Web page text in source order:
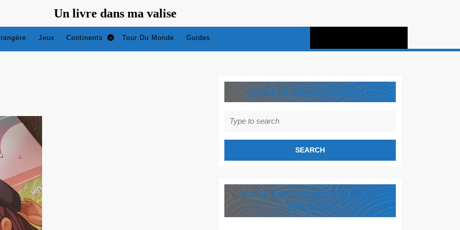
Un livre dans ma valise
Jeux Continents Tour Du Monde Guides
QUELLE DESTINATION ?
for:
ET SI VOUS VOUS LAISSIEZ
TENTER ?